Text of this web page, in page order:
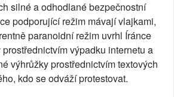
silné a odhodlané bezpečnostní
podporující režim mávají vlajkami,
paranoidní režim uvrhl Íránce
výpadku internetu a
výhrůžky prostřednictvím textových
kdo se odváží protestovat.